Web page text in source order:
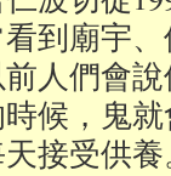
到廟宇
前人們會
候，鬼
接受供